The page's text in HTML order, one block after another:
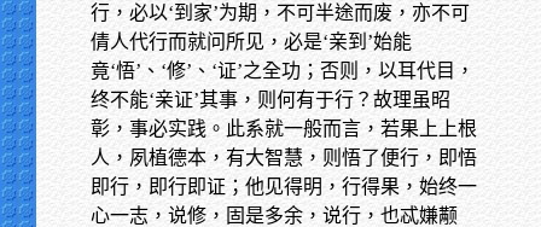
行，必以‘到家’为期，不可半途而废，亦不可
倩人代行而就问所见，必是‘亲到’始能
竟‘悟’、‘修’、‘证’之全功；否则，以耳代目，
终不能‘亲证’其事，则何有于行？故理虽昭
彰，事必实践。此系就一般而言，若果上上根
人，夙植德本，有大智慧，则悟了便行，即悟
即行，即行即证；他见得明，行得果，始终一
心一志，说修，固是多余，说行，也忒嫌颟